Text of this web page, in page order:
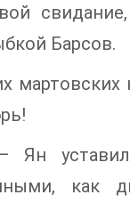
Барсов.
мартовских
Ян
как